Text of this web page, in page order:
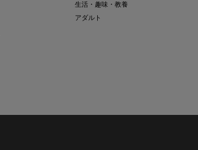
生活・趣味・教養
アダルト